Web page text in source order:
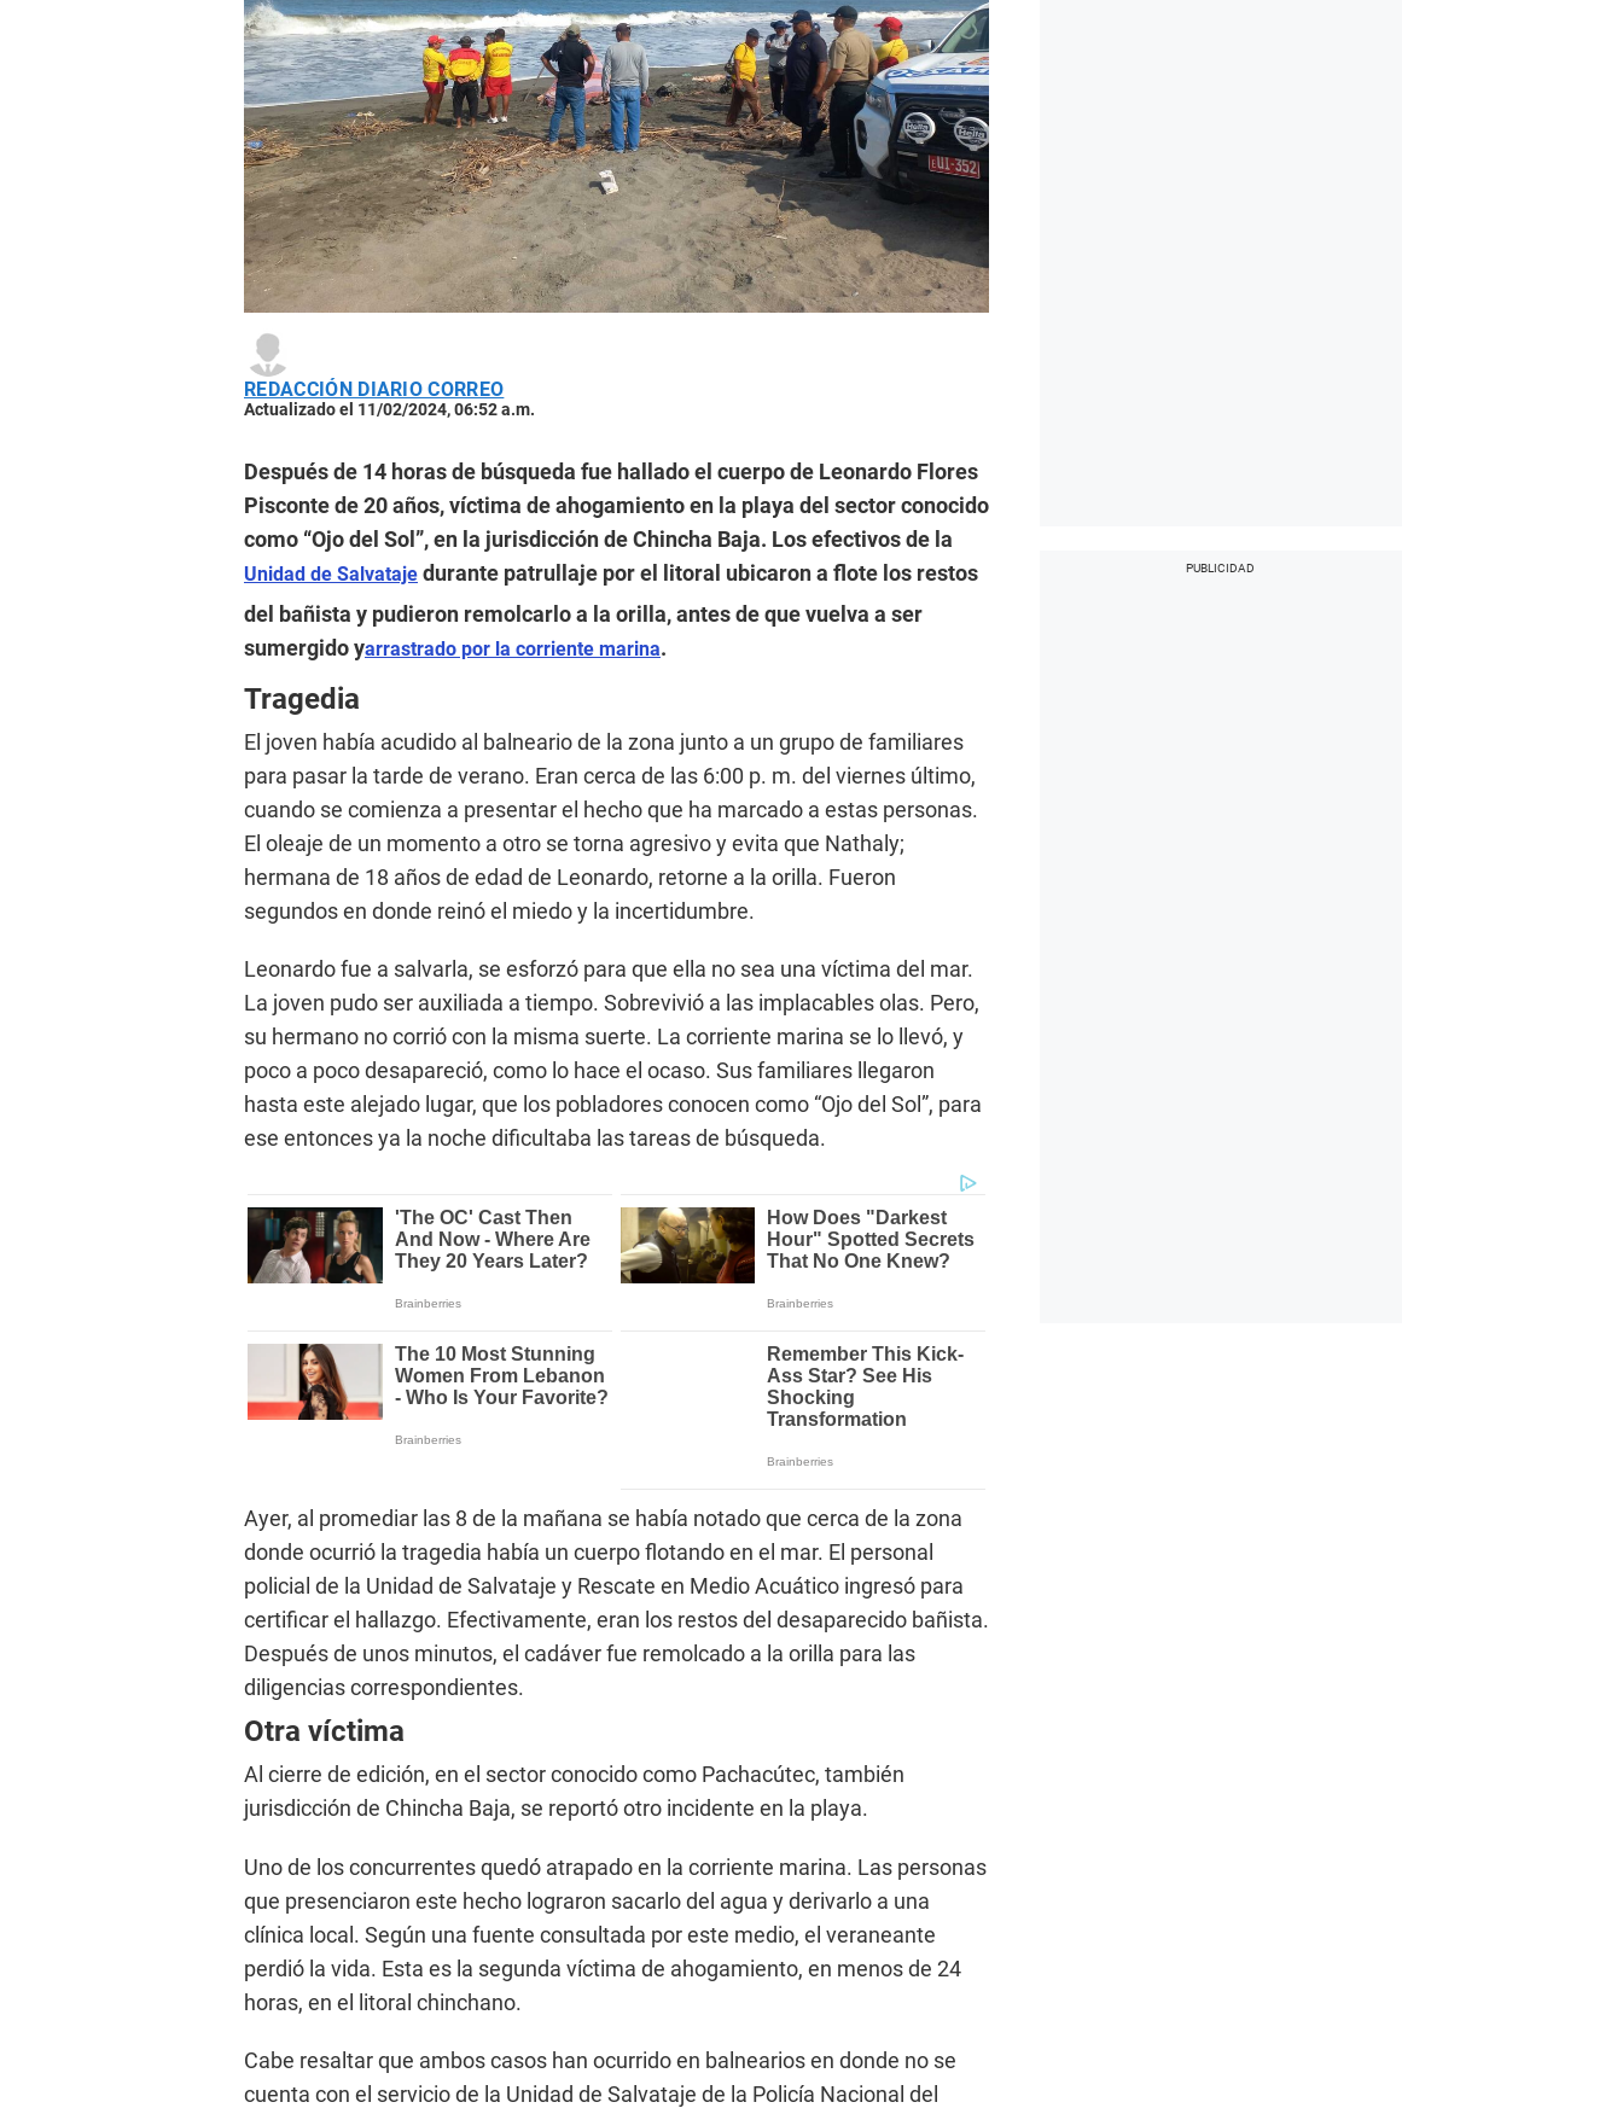
REDACCIÓN DIARIO CORREO
Actualizado el 11/02/2024, 06:52 a.m.
Después de 14 horas de búsqueda fue hallado el cuerpo de Leonardo Flores
Pisconte de 20 años, víctima de ahogamiento en la playa del sector conocido
como “Ojo del Sol”, en la jurisdicción de Chincha Baja. Los efectivos de la
Unidad de Salvataje durante patrullaje por el litoral ubicaron a flote los restos
del bañista y pudieron remolcarlo a la orilla, antes de que vuelva a ser
sumergido yarrastrado por la corriente marina.
Tragedia
El joven había acudido al balneario de la zona junto a un grupo de familiares
para pasar la tarde de verano. Eran cerca de las 6:00 p. m. del viernes último,
cuando se comienza a presentar el hecho que ha marcado a estas personas.
El oleaje de un momento a otro se torna agresivo y evita que Nathaly;
hermana de 18 años de edad de Leonardo, retorne a la orilla. Fueron
segundos en donde reinó el miedo y la incertidumbre.
Leonardo fue a salvarla, se esforzó para que ella no sea una víctima del mar.
La joven pudo ser auxiliada a tiempo. Sobrevivió a las implacables olas. Pero,
su hermano no corrió con la misma suerte. La corriente marina se lo llevó, y
poco a poco desapareció, como lo hace el ocaso. Sus familiares llegaron
hasta este alejado lugar, que los pobladores conocen como “Ojo del Sol”, para
ese entonces ya la noche dificultaba las tareas de búsqueda.
Ayer, al promediar las 8 de la mañana se había notado que cerca de la zona
donde ocurrió la tragedia había un cuerpo flotando en el mar. El personal
policial de la Unidad de Salvataje y Rescate en Medio Acuático ingresó para
certificar el hallazgo. Efectivamente, eran los restos del desaparecido bañista.
Después de unos minutos, el cadáver fue remolcado a la orilla para las
diligencias correspondientes.
Otra víctima
Al cierre de edición, en el sector conocido como Pachacútec, también
jurisdicción de Chincha Baja, se reportó otro incidente en la playa.
Uno de los concurrentes quedó atrapado en la corriente marina. Las personas
que presenciaron este hecho lograron sacarlo del agua y derivarlo a una
clínica local. Según una fuente consultada por este medio, el veraneante
perdió la vida. Esta es la segunda víctima de ahogamiento, en menos de 24
horas, en el litoral chinchano.
Cabe resaltar que ambos casos han ocurrido en balnearios en donde no se
cuenta con el servicio de la Unidad de Salvataje de la Policía Nacional del